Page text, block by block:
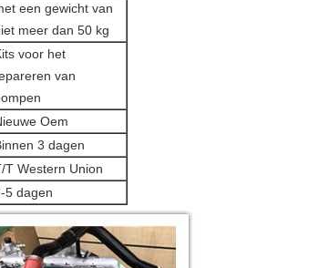
een gewicht van
meer dan 50 kg
voor het
van
Oem
3 dagen
T Western Union
5 dagen